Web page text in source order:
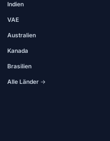
Indien
VAE
Australien
Kanada
Brasilien
Alle Länder →